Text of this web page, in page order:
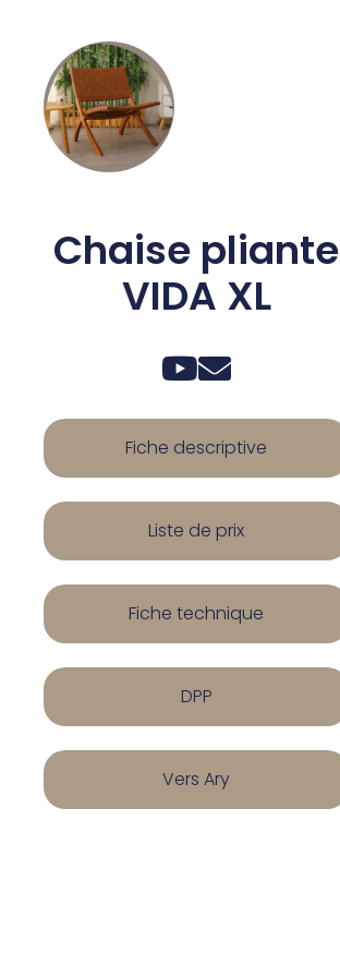
Chaise pliante
VIDA XL
Fiche descriptive
Liste de prix
Fiche technique
DPP
Vers Ary